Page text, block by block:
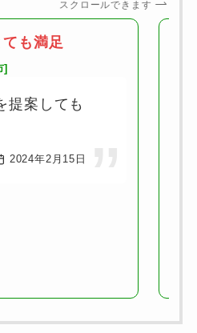
スクロールできます
ても満足
]
提案しても
2024年2月15日